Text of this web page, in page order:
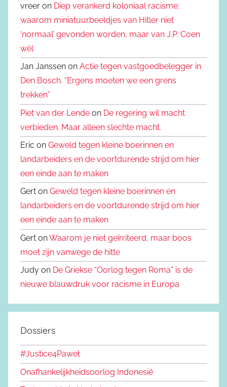
vreer on Diep verankerd koloniaal racisme:
waarom miniatuurbeeldjes van Hitler niet
‘normaal’ gevonden worden, maar van J.P. Coen
wèl
Jan Janssen on Actie tegen vastgoedbelegger in
Den Bosch. “Ergens moeten we een grens
trekken”
Piet van der Lende on De regering wil macht
verbieden. Maar alleen slechte macht.
Eric on Geweld tegen kleine boerinnen en
landarbeiders en de voortdurende strijd om hier
een einde aan te maken
Gert on Geweld tegen kleine boerinnen en
landarbeiders en de voortdurende strijd om hier
een einde aan te maken
Gert onWaarom je niet geïrriteerd, maar boos
moet zijn vanwege de hitte
Judy on De Griekse “Oorlog tegen Roma” is de
nieuwe blauwdruk voor racisme in Europa
Dossiers
#Justice4Paweł
Onafhankelijkheidsoorlog Indonesië